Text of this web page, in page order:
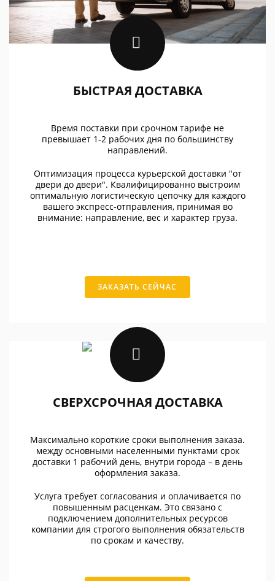
БЫСТРАЯ ДОСТАВКА
Время поставки при срочном тарифе не
превышает 1-2 рабочих дня по большинству
направлений.
Оптимизация процесса курьерской доставки "от
двери до двери". Квалифицированно выстроим
оптимальную логистическую цепочку для каждого
вашего экспресс-отправления, принимая во
внимание: направление, вес и характер груза.
ЗАКАЗАТЬ СЕЙЧАС
СВЕРХСРОЧНАЯ ДОСТАВКА
Максимально короткие сроки выполнения заказа.
между основными населенными пунктами срок
доставки 1 рабочий день, внутри города – в день
оформления заказа.
Услуга требует согласования и оплачивается по
повышенным расценкам. Это связано с
подключением дополнительных ресурсов
компании для строгого выполнения обязательств
по срокам и качеству.